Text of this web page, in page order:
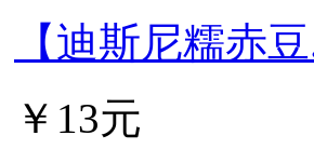
【迪斯尼糯赤
￥13元